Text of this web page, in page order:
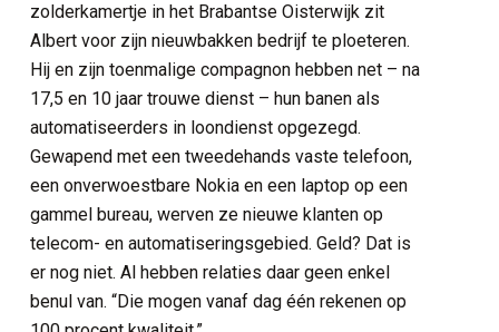
zolderkamertje in het Brabantse Oisterwijk zit
Albert voor zijn nieuwbakken bedrijf te ploeteren.
Hij en zijn toenmalige compagnon hebben net – na
17,5 en 10 jaar trouwe dienst – hun banen als
automatiseerders in loondienst opgezegd.
Gewapend met een tweedehands vaste telefoon,
een onverwoestbare Nokia en een laptop op een
gammel bureau, werven ze nieuwe klanten op
telecom- en automatiseringsgebied. Geld? Dat is
er nog niet. Al hebben relaties daar geen enkel
benul van. “Die mogen vanaf dag één rekenen op